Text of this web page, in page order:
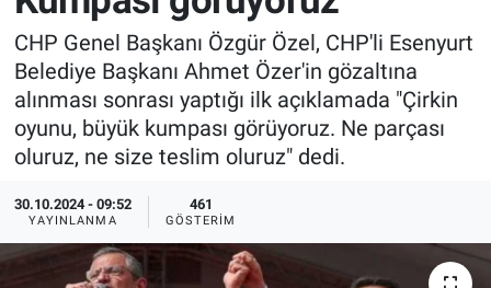
CHP Genel Başkanı Özgür Özel, CHP'li Esenyurt
Belediye Başkanı Ahmet Özer'in gözaltına
alınması sonrası yaptığı ilk açıklamada "Çirkin
oyunu, büyük kumpası görüyoruz. Ne parçası
oluruz, ne size teslim oluruz" dedi.
30.10.2024 - 09:52
YAYINLANMA
461
GÖSTERIM
Dünya
Ege Saati
Ege'den Esintiler
Eğlence
Spor
Yayın Akışı
İletişim
Son Dakika Haberleri
Haber Arşivi